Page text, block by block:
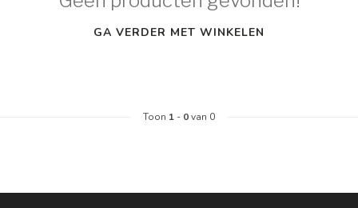
GA VERDER MET WINKELEN
Toon 1 - 0van 0